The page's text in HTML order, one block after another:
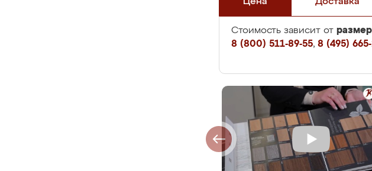
Стоимость зависит от
8 (800) 511-89-55, 8 (495)